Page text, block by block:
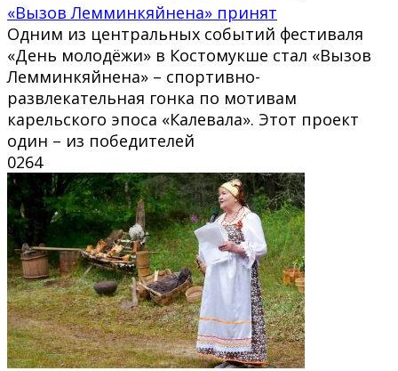
«Вызов Лемминкяйнена» принят
Одним из центральных событий фестиваля
«День молодёжи» в Костомукше стал «Вызов
Лемминкяйнена» – спортивно-
развлекательная гонка по мотивам
карельского эпоса «Калевала». Этот проект
один – из победителей
0264